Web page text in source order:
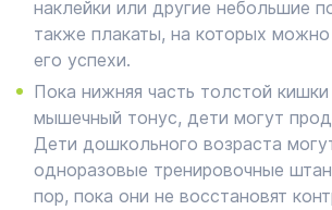
наклейки или другие небольшие
также плакаты, на которых можно
его успехи.
Пока нижняя часть толстой
мышечный тонус, дети могут
Дети дошкольного возраста
одноразовые тренировочные
пор, пока они не восстановят